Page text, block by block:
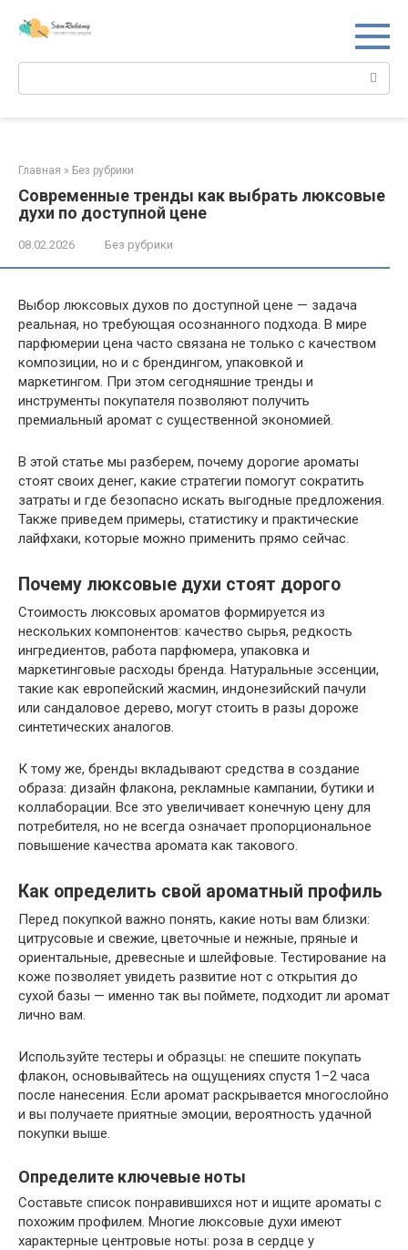
Главная » Без рубрики
Современные тренды как выбрать люксовые
духи по доступной цене
08.02.2026 Без рубрики
Выбор люксовых духов по доступной цене — задача
реальная, но требующая осознанного подхода. В мире
парфюмерии цена часто связана не только с качеством
композиции, но и с брендингом, упаковкой и
маркетингом. При этом сегодняшние тренды и
инструменты покупателя позволяют получить
премиальный аромат с существенной экономией.
В этой статье мы разберем, почему дорогие ароматы
стоят своих денег, какие стратегии помогут сократить
затраты и где безопасно искать выгодные предложения.
Также приведем примеры, статистику и практические
лайфхаки, которые можно применить прямо сейчас.
Почему люксовые духи стоят дорого
Стоимость люксовых ароматов формируется из
нескольких компонентов: качество сырья, редкость
ингредиентов, работа парфюмера, упаковка и
маркетинговые расходы бренда. Натуральные эссенции,
такие как европейский жасмин, индонезийский пачули
или сандаловое дерево, могут стоить в разы дороже
синтетических аналогов.
К тому же, бренды вкладывают средства в создание
образа: дизайн флакона, рекламные кампании, бутики и
коллаборации. Все это увеличивает конечную цену для
потребителя, но не всегда означает пропорциональное
повышение качества аромата как такового.
Как определить свой ароматный профиль
Перед покупкой важно понять, какие ноты вам близки:
цитрусовые и свежие, цветочные и нежные, пряные и
ориентальные, древесные и шлейфовые. Тестирование на
коже позволяет увидеть развитие нот с открытия до
сухой базы — именно так вы поймете, подходит ли аромат
лично вам.
Используйте тестеры и образцы: не спешите покупать
флакон, основывайтесь на ощущениях спустя 1–2 часа
после нанесения. Если аромат раскрывается многослойно
и вы получаете приятные эмоции, вероятность удачной
покупки выше.
Определите ключевые ноты
Составьте список понравившихся нот и ищите ароматы с
похожим профилем. Многие люксовые духи имеют
характерные центровые ноты: роза в сердце у